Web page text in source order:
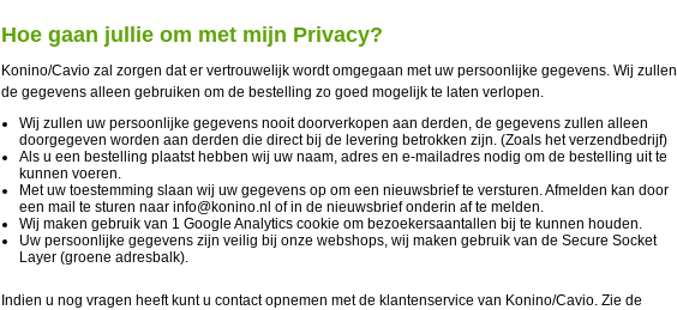
Hoe gaan jullie om met mijn Privacy?
Konino/Cavio zal zorgen dat er vertrouwelijk wordt omgegaan met uw persoonlijke gegevens. Wij zullen
de gegevens alleen gebruiken om de bestelling zo goed mogelijk te laten verlopen.
Wij zullen uw persoonlijke gegevens nooit doorverkopen aan derden, de gegevens zullen alleen
doorgegeven worden aan derden die direct bij de levering betrokken zijn. (Zoals het verzendbedrijf)
Als u een bestelling plaatst hebben wij uw naam, adres en e-mailadres nodig om de bestelling uit te
kunnen voeren.
Met uw toestemming slaan wij uw gegevens op om een nieuwsbrief te versturen. Afmelden kan door
een mail te sturen naar info@konino.nl of in de nieuwsbrief onderin af te melden.
Wij maken gebruik van 1 Google Analytics cookie om bezoekersaantallen bij te kunnen houden.
Uw persoonlijke gegevens zijn veilig bij onze webshops, wij maken gebruik van de Secure Socket
Layer (groene adresbalk).
Indien u nog vragen heeft kunt u contact opnemen met de klantenservice van Konino/Cavio. Zie de